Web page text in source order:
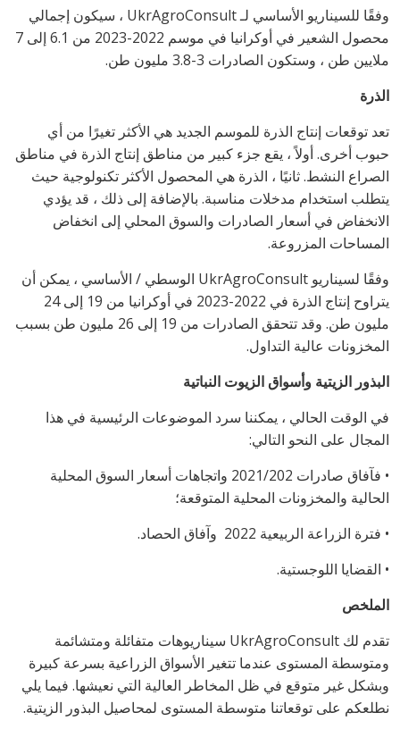
وفقًا للسيناريو الأساسي لـUkrAgroConsult ، سيكون إجمالي
محصول الشعير في أوكرانيا في موسم 2022-2023 من 6.1 إلى 7
ملايين طن ، وستكون الصادرات 3-3.8 مليون طن.
الذرة
تعد توقعات إنتاج الذرة للموسم الجديد هي الأكثر تغيرًا من أي
حبوب أخرى. أولاً ، يقع جزء كبير من مناطق إنتاج الذرة في مناطق
الصراع النشط. ثانيًا ، الذرة هي المحصول الأكثر تكنولوجية حيث
يتطلب استخدام مدخلات مناسبة. بالإضافة إلى ذلك ، قد يؤدي
الانخفاض في أسعار الصادرات والسوق المحلي إلى انخفاض
المساحات المزروعة.
وفقًا لسيناريو UkrAgroConsult الوسطي / الأساسي ، يمكن أن
يتراوح إنتاج الذرة في 2022-2023 في أوكرانيا من 19 إلى 24
مليون طن. وقد تتحقق الصادرات من 19 إلى 26 مليون طن بسبب
المخزونات عالية التداول.
البذور الزيتية وأسواق الزيوت النباتية
في الوقت الحالي ، يمكننا سرد الموضوعات الرئيسية في هذا
المجال على النحو التالي:
• فآفاق صادرات 2021/202 واتجاهات أسعار السوق المحلية
الحالية والمخزونات المحلية المتوقعة؛
• فترة الزراعة الربيعية 2022 وآفاق الحصاد.
• القضايا اللوجستية.
الملخص
تقدم لك UkrAgroConsult سيناريوهات متفائلة ومتشائمة
ومتوسطة المستوى عندما تتغير الأسواق الزراعية بسرعة كبيرة
وبشكل غير متوقع في ظل المخاطر العالية التي نعيشها. فيما يلي
نطلعكم على توقعاتنا متوسطة المستوى لمحاصيل البذور الزيتية.